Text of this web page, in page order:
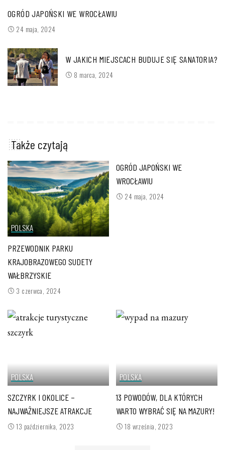
OGRÓD JAPOŃSKI WE WROCŁAWIU
24 maja, 2024
W JAKICH MIEJSCACH BUDUJE SIĘ SANATORIA?
8 marca, 2024
Także czytają
POLSKA
PRZEWODNIK PARKU
KRAJOBRAZOWEGO SUDETY
WAŁBRZYSKIE
3 czerwca, 2024
OGRÓD JAPOŃSKI WE
WROCŁAWIU
24 maja, 2024
POLSKA
SZCZYRK I OKOLICE –
NAJWAŻNIEJSZE ATRAKCJE
13 października, 2023
POLSKA
13 POWODÓW, DLA KTÓRYCH
WARTO WYBRAĆ SIĘ NA MAZURY!
18 września, 2023